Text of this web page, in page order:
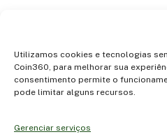
Utilizamos cookies e tecnologias
Coin360, para melhorar sua
consentimento permite o
pode limitar alguns recursos.
Gerenciar serviços